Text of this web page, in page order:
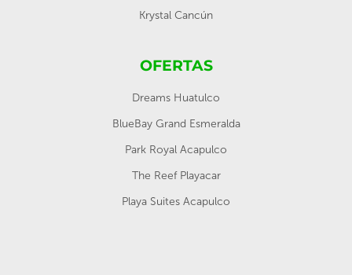
Krystal Cancún
OFERTAS
Dreams Huatulco
BlueBay Grand Esmeralda
Park Royal Acapulco
The Reef Playacar
Playa Suites Acapulco